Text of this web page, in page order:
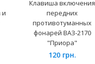
и
Клавиша включения
передних
противотуманных
фонарей ВАЗ-2170
"Приора"
120 грн.